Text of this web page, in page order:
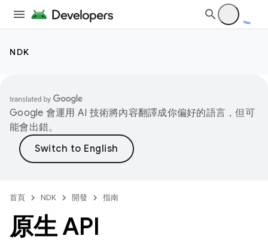
NDK
Google 會運用 AI 技術將內容翻譯成你偏好的語言，但可
能會出錯。
首頁 NDK 開發 指南
原生 API